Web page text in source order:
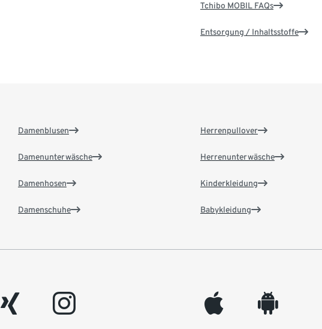
Tchibo MOBIL FAQs
Entsorgung / Inhaltsstoffe
Damenblusen
Damenunterwäsche
Damenhosen
Damenschuhe
Herrenpullover
Herrenunterwäsche
Kinderkleidung
Babykleidung
xing instagram appleinc android